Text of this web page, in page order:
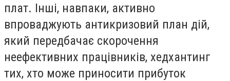
плат. Інші, навпаки, активно
впроваджують антикризовий план дій,
який передбачає скорочення
неефективних працівників, хедхантинг
тих, хто може приносити прибуток